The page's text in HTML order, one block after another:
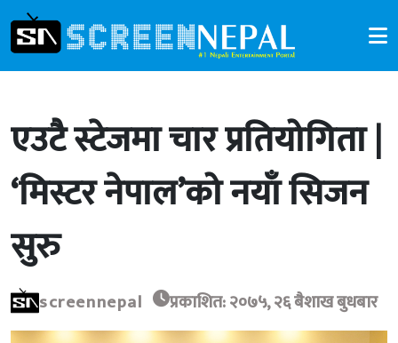
एउटै स्टेजमा चार प्रतियोगिता |
‘मिस्टर नेपाल’को नयाँ सिजन
सुरु
screennepal प्रकाशित: २०७५, २६ बैशाख बुधबार